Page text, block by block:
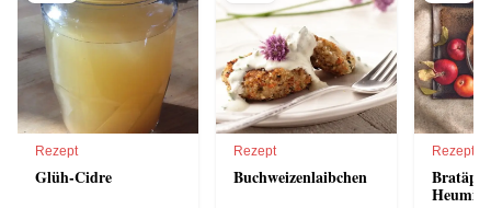
Rezept
Glüh-Cidre
Rezept
Buchweizenlaibchen
Rezept